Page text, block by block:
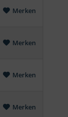
Merken
Merken
Merken
Merken